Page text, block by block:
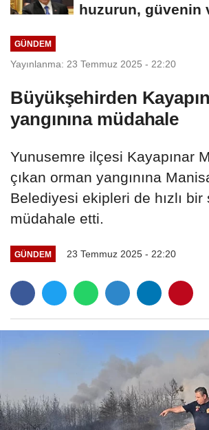
huzurun, güvenin
GÜNDEM
Yayınlanma: 23 Temmuz 2025 - 22:20
Büyükşehirden
yangınına müdahale
Yunusemre ilçesi Kayapınar
çıkan orman yangınına
Belediyesi ekipleri de hızlı bir
müdahale etti.
GÜNDEM 23 Temmuz 2025 - 22:20